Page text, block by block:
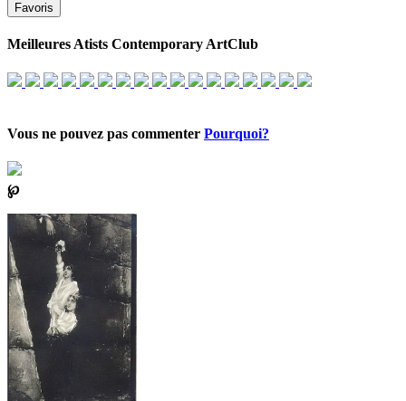
Favoris
Meilleures Atists Contemporary ArtClub
Vous ne pouvez pas commenter Pourquoi?
℘